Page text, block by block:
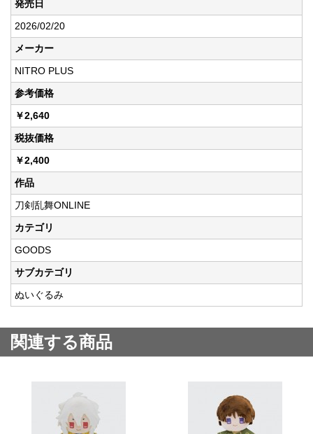
発売日
2026/02/20
メーカー
NITRO PLUS
参考価格
￥2,640
税抜価格
￥2,400
作品
刀剣乱舞ONLINE
カテゴリ
GOODS
サブカテゴリ
ぬいぐるみ
関連する商品